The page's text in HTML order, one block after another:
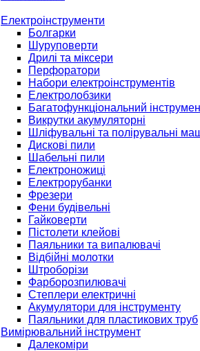
Електроінструменти
Болгарки
Шуруповерти
Дрилі та міксери
Перфоратори
Набори електроінструментів
Електролобзики
Багатофункціональний
Викрутки акумуляторні
Шліфувальні та полірувальні
Дискові пили
Шабельні пили
Електроножиці
Електрорубанки
Фрезери
Фени будівельні
Гайковерти
Пістолети клейові
Паяльники та випалювачі
Відбійні молотки
Штроборізи
Фарборозпилювачі
Степлери електричні
Акумулятори для інструменту
Паяльники для пластикових труб
Вимірювальний інструмент
Далекоміри